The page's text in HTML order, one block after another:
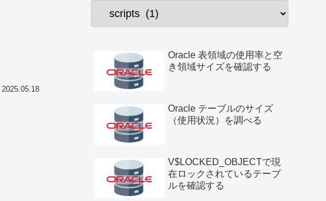
2025.05.18
Oracle 表領域の使用率と空
き領域サイズを確認する
Oracle テーブルのサイズ
（使用状況）を調べる
V$LOCKED_OBJECTで現
在ロックされているテーブ
ルを確認する